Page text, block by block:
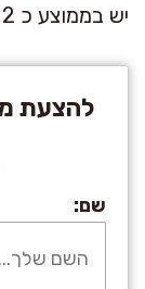
יש בממוצע כ 2 קוב עצים.
להצעת
שם: